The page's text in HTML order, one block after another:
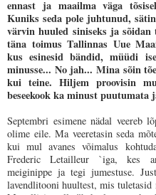
ennast ja maailma väga
Kuniks seda pole juhtunud,
värvin huuled siniseks ja
täna toimus Tallinnas Uue
kus esinesid bändid, müüdi
minusse... No jah... Mina sõin
kui teine. Hiljem proovisin
beseekook ka minust puutumata
Septembri esimene nädal veereb
olime eile. Ma veeretasin seda
kui mul avanes võimalus
Frederic Letailleur `iga, kes
meiginippe ja tegi jumestuse.
lavendlitooni huultest, mis